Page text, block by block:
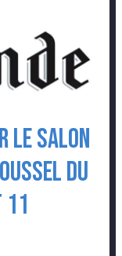
le salon
du